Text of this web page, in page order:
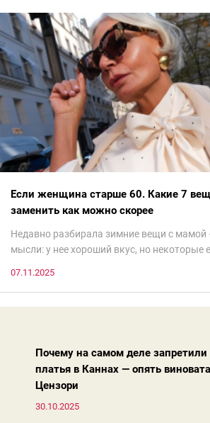
Если женщина старше 60. Какие 7
заменить как можно скорее
Недавно разбирала зимние вещи с мамой
мысли: у нее хороший вкус, но
моды. Вовсе нет.Проблема в том, что
07.11.2025
Почему на самом деле
платья в Каннах — опять
Цензори
30.10.2025